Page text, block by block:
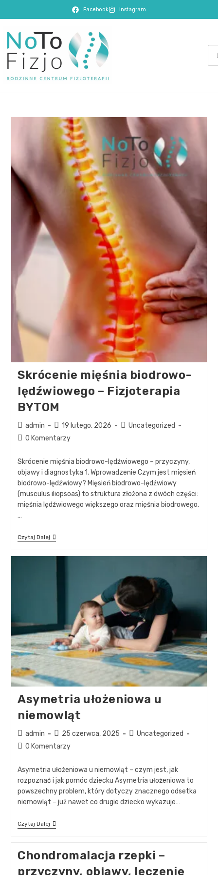
Facebook Instagram
Skrócenie mięśnia biodrowo-
lędźwiowego – Fizjoterapia
BYTOM
admin 19 lutego, 2026
Uncategorized
0 Komentarzy
Skrócenie mięśnia biodrowo-lędźwiowego – przyczyny,
objawy i diagnostyka 1. Wprowadzenie Czym jest mięsień
biodrowo-lędźwiowy? Mięsień biodrowo-lędźwiowy
(musculus iliopsoas) to struktura złożona z dwóch części:
mięśnia lędźwiowego większego oraz mięśnia biodrowego.
…
Czytaj Dalej
Asymetria ułożeniowa u
niemowląt
admin 25 czerwca, 2025
Uncategorized
0 Komentarzy
Asymetria ułożeniowa u niemowląt – czym jest, jak
rozpoznać i jak pomóc dziecku Asymetria ułożeniowa to
powszechny problem, który dotyczy znacznego odsetka
niemowląt – już nawet co drugie dziecko wykazuje…
Czytaj Dalej
Chondromalacja rzepki –
przyczyny, objawy, leczenie